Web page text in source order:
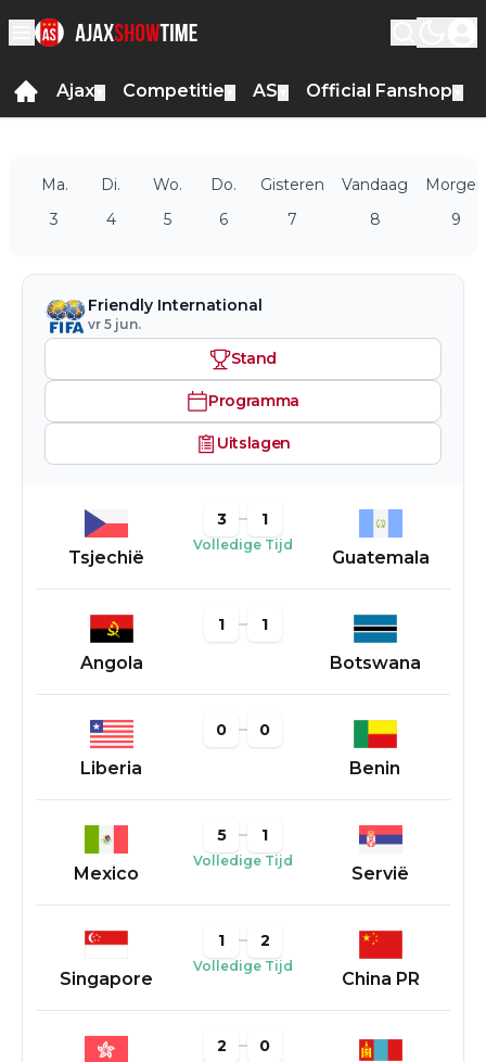
Ajax Competitie AS Official Fanshop
Ma.
3
Di.
4
Wo.
5
Do.
6
Gisteren
7
Vandaag
8
Morgen
9
Friendly International
vr 5 jun.
Stand
Programma
Uitslagen
Tsjechië
3 1
Volledige Tijd
Guatemala
Angola
1 1
Botswana
Liberia
0 0
Benin
Mexico
5 1
Volledige Tijd
Servië
Singapore
1 2
Volledige Tijd
China PR
2 0